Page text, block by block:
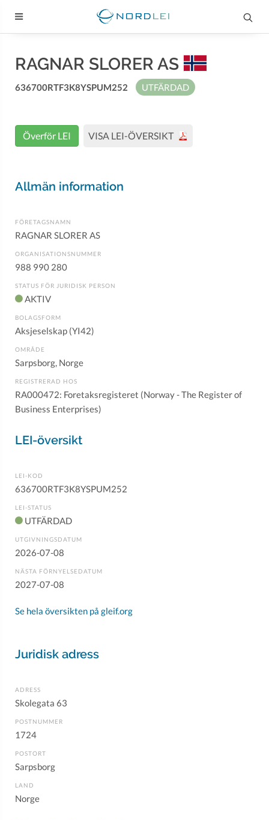
RAGNAR SLORER AS
636700RTF3K8YSPUM252 UTFÄRDAD
Överför LEI VISA LEI-ÖVERSIKT
Allmän information
FÖRETAGSNAMN
RAGNAR SLORER AS
ORGANISATIONSNUMMER
988 990 280
STATUS FÖR JURIDISK PERSON
AKTIV
BOLAGSFORM
Aksjeselskap (YI42)
OMRÅDE
Sarpsborg, Norge
REGISTRERAD HOS
RA000472: Foretaksregisteret (Norway - The Register of
Business Enterprises)
LEI-översikt
LEI-KOD
636700RTF3K8YSPUM252
LEI-STATUS
UTFÄRDAD
UTGIVNINGSDATUM
2026-07-08
NÄSTA FÖRNYELSEDATUM
2027-07-08
Se hela översikten på gleif.org
Juridisk adress
ADRESS
Skolegata 63
POSTNUMMER
1724
POSTORT
Sarpsborg
LAND
Norge